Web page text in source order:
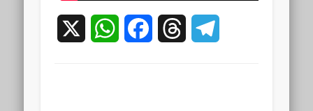
WhatsAppFacebookThreads